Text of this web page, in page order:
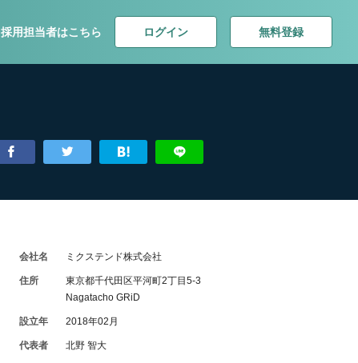
採用担当者はこちら ログイン 無料登録
会社名 ミクステンド株式会社
住所
東京都千代田区平河町2丁目5-3
Nagatacho GRiD
設立年 2018年02月
代表者 北野 智大